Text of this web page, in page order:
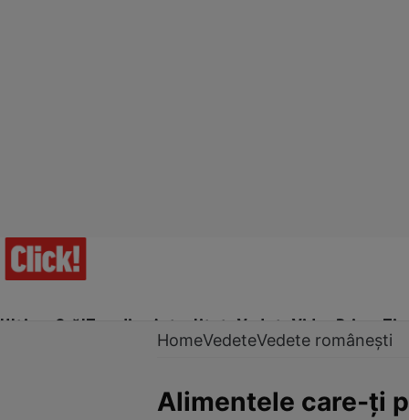
Ultima Oră!Trending Actualitate Vedete Video Prime
HomeVedeteVedete românești
Alimentele care-ți